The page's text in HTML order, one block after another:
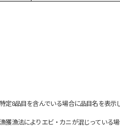
8品目を含んでいる場合に品目名を表示し
漁法によりエビ・カニが混じっている